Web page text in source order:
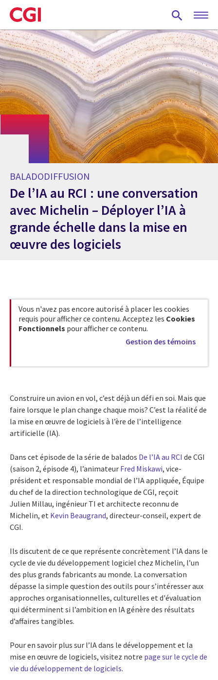
Skip
to
main
content
BALADODIFFUSION
De l’IA au RCI : une conversation
avec Michelin – Déployer l’IA à
grande échelle dans la mise en
œuvre des logiciels
Vous n'avez pas encore autorisé à placer les cookies
requis pour afficher ce contenu. Acceptez les Cookies
Fonctionnels pour afficher ce contenu.
Gestion des témoins
Construire un avion en vol, c’est déjà un défi en soi. Mais que
faire lorsque le plan change chaque mois? C’est la réalité de
la mise en œuvre de logiciels à l’ère de l’intelligence
artificielle (IA).
Dans cet épisode de la série de balados De l’IA au RCI de CGI
(saison 2, épisode 4), l’animateur Fred Miskawi, vice-
président et responsable mondial de l’IA appliquée, Équipe
du chef de la direction technologique de CGI, reçoit
Julien Millau, ingénieur TI et architecte reconnu de
Michelin, et Kevin Beaugrand, directeur-conseil, expert de
CGI.
Ils discutent de ce que représente concrètement l’IA dans le
cycle de vie du développement logiciel chez Michelin, l’un
des plus grands fabricants au monde. La conversation
dépasse la simple question des outils pour s’intéresser aux
approches organisationnelles, culturelles et d'évaluation
qui déterminent si l’ambition en IA génère des résultats
d’affaires tangibles.
Pour en savoir plus sur l’IA dans le développement et la
mise en œuvre de logiciels, visitez notre page sur le cycle de
vie du développement de logiciels.